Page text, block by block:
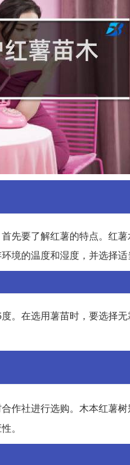
先要了解红薯的特点。红
的温度和湿度，并选择适
。在选用薯苗时，要选择
作社进行选购。木本红薯
。